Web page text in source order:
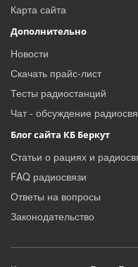
Карта сайта
Дополнительно
Новости
Скачать прайс-лист
Тесты радиостанций
Чат - обсуждение
Блог сайта КБ Беркут
Статьи о рациях и
FAQ радиосвязи
Ответы на вопросы
Законодательство